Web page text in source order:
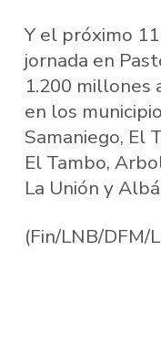
Y el próximo
jornada en
1.200 millones
en los
Samaniego, El
El Tambo,
La Unión y
(Fin/LNB/DFM/